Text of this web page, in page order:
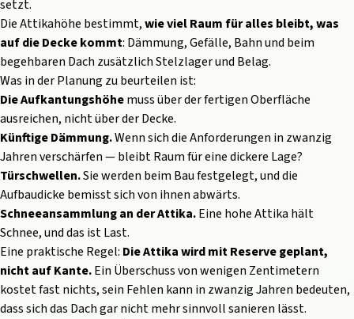
setzt.
Die Attikahöhe bestimmt,wie viel Raum für alles bleibt, was
auf die Decke kommt: Dämmung, Gefälle, Bahn und beim
begehbaren Dach zusätzlich Stelzlager und Belag.
Was in der Planung zu beurteilen ist:
Die Aufkantungshöhemuss über der fertigen Oberfläche
ausreichen, nicht über der Decke.
Künftige Dämmung.Wenn sich die Anforderungen in zwanzig
Jahren verschärfen — bleibt Raum für eine dickere Lage?
Türschwellen.Sie werden beim Bau festgelegt, und die
Aufbaudicke bemisst sich von ihnen abwärts.
Schneeansammlung an der Attika.Eine hohe Attika hält
Schnee, und das ist Last.
Eine praktische Regel: Die Attika wird mit Reserve geplant,
nicht auf Kante.Ein Überschuss von wenigen Zentimetern
kostet fast nichts, sein Fehlen kann in zwanzig Jahren bedeuten,
dass sich das Dach gar nicht mehr sinnvoll sanieren lässt.